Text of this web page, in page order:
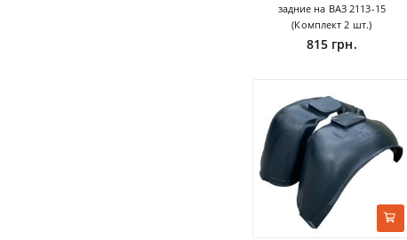
задние на ВАЗ 2113-15
(Комплект 2 шт.)
815 грн.